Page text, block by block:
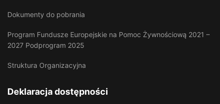
Dokumenty do pobrania
Program Fundusze Europejskie na Pomoc Żywnościową 2021 –
2027 Podprogram 2025
Struktura Organizacyjna
Deklaracja dostępności